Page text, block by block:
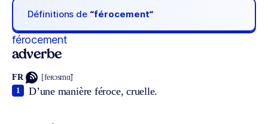
Définitions de “férocement“
férocement
adverbe
FR [feʀɔsmɑ̃]
D’une manière féroce, cruelle.
1